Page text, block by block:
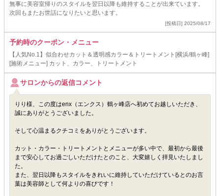
無事に美容室帰りのスタイルを翌日以降も維持することが出来ています。
次回もまたお世話になりたいと思います。
[投稿日] 2025/08/17
予約時のクーポン・メニュー
【人気No.1】似合わせカット＆透明感カラー＆トリートメント[横浜/鶴ヶ峰]
[施術メニュー] カット、カラー、トリートメント
サロンからの返信コメント
りり様、この度はenx（エンクス）鶴ヶ峰店へ初めてお越しいただき、
誠にありがとうございました。
そして心温まるクチコミをありがとうございます。
カット・カラー・トリートメントとメニューが多い中で、最初から最後
まで安心してお過ごしいただけたとのこと、大変嬉しく拝見いたしまし
た。
また、翌日以降もスタイルをきれいに維持していただけているとのお言
葉は美容師として何よりの喜びです！